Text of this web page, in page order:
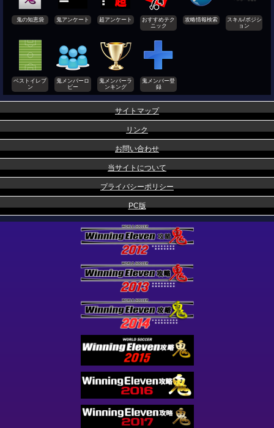
鬼の知恵袋 鬼アンケート 超アンケート
おすすめテク
ニック
攻略情報検索
スキル/ポジシ
ョン
ベストイレブ
ン
鬼メンバーロ
ビー
鬼メンバーラ
ンキング
鬼メンバー登
録
サイトマップ
リンク
お問い合わせ
当サイトについて
プライバシーポリシー
PC版